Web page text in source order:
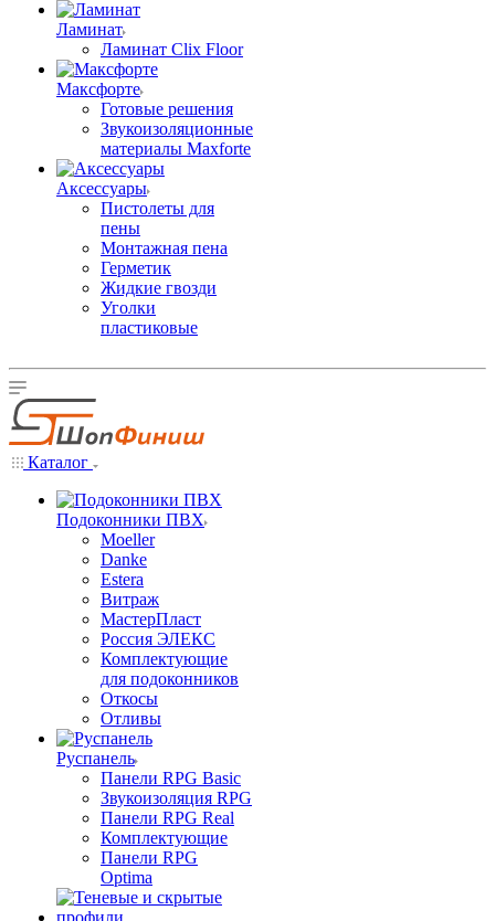
Ламинат
Ламинат Clix Floor
Максфорте
Готовые решения
Звукоизоляционные
материалы Maxforte
Аксессуары
Пистолеты для
пены
Монтажная пена
Герметик
Жидкие гвозди
Уголки
пластиковые
Каталог
Подоконники ПВХ
Moeller
Danke
Estera
Витраж
МастерПласт
Россия ЭЛЕКС
Комплектующие
для подоконников
Откосы
Отливы
Руспанель
Панели RPG Basic
Звукоизоляция RPG
Панели RPG Real
Комплектующие
Панели RPG
Optima